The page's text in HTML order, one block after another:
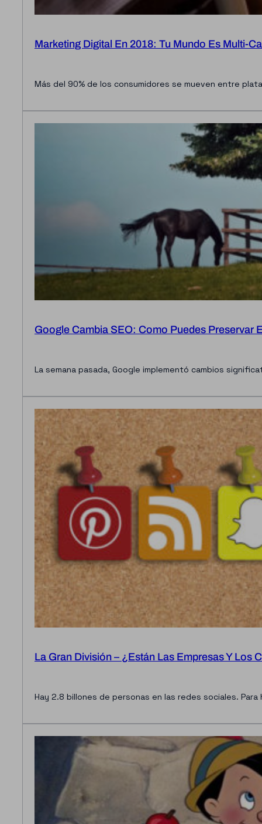
Marketing Digital En 2018: Tu Mundo Es Multi-
Más del 90% de los consumidores se mueven entre
Google Cambia SEO: Como Puedes Preservar
La semana pasada, Google implementó cambios
La Gran División – ¿están Las Empresas Y Los
Hay 2.8 billones de personas en las redes sociales. Para